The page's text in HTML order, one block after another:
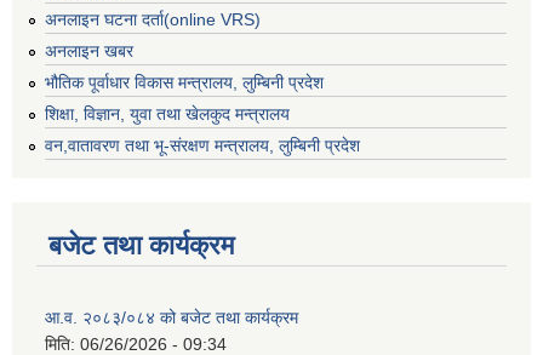
अनलाइन घटना दर्ता(online VRS)
अनलाइन खबर
भौतिक पूर्वाधार विकास मन्त्रालय, लुम्बिनी प्रदेश
शिक्षा, विज्ञान, युवा तथा खेलकुद मन्‍‍त्रालय
वन,वातावरण तथा भू-संरक्षण मन्त्रालय, लुम्बिनी प्रदेश
बजेट तथा कार्यक्रम
आ.व. २०८३/०८४ को बजेट तथा कार्यक्रम
मिति: 06/26/2026 - 09:34